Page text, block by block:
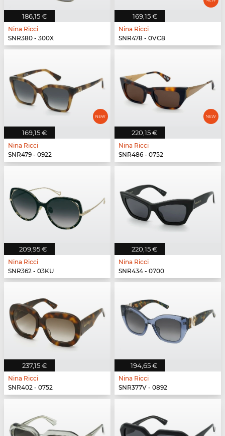
186,15 €
Nina Ricci
SNR380 - 300X
169,15 €
Nina Ricci
SNR478 - 0VC8
169,15 €
Nina Ricci
SNR479 - 0922
220,15 €
Nina Ricci
SNR486 - 0752
209,95 €
Nina Ricci
SNR362 - 03KU
220,15 €
Nina Ricci
SNR434 - 0700
237,15 €
Nina Ricci
SNR402 - 0752
194,65 €
Nina Ricci
SNR377V - 0892